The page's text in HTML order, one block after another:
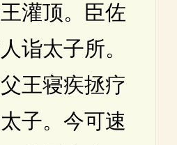
灌顶。臣佐
诣太子所。
王寝疾拯疗
子。今可速